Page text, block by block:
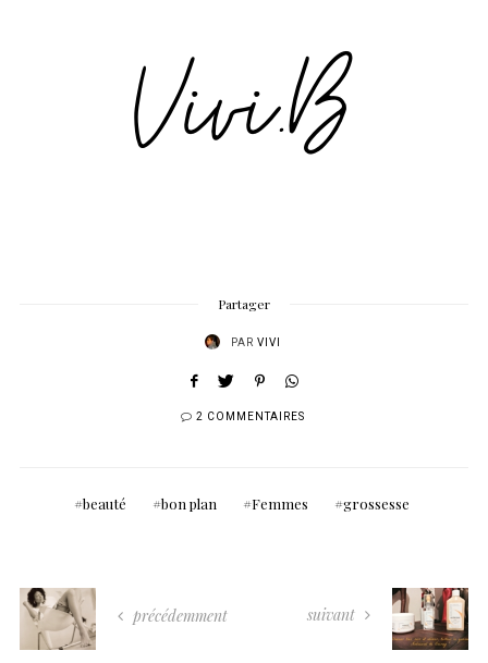
Partager
PAR VIVI
2 COMMENTAIRES
beauté bon plan Femmes grossesse
précédemment suivant